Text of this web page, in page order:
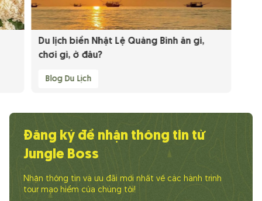
Du lịch biển Nhật Lệ Quảng Bình ăn gì,
chơi gì, ở đâu?
Blog Du Lịch
Đăng ký để nhận thông tin từ
Jungle Boss
Nhận thông tin và ưu đãi mới nhất về các hành trình
tour mạo hiểm của chúng tôi!